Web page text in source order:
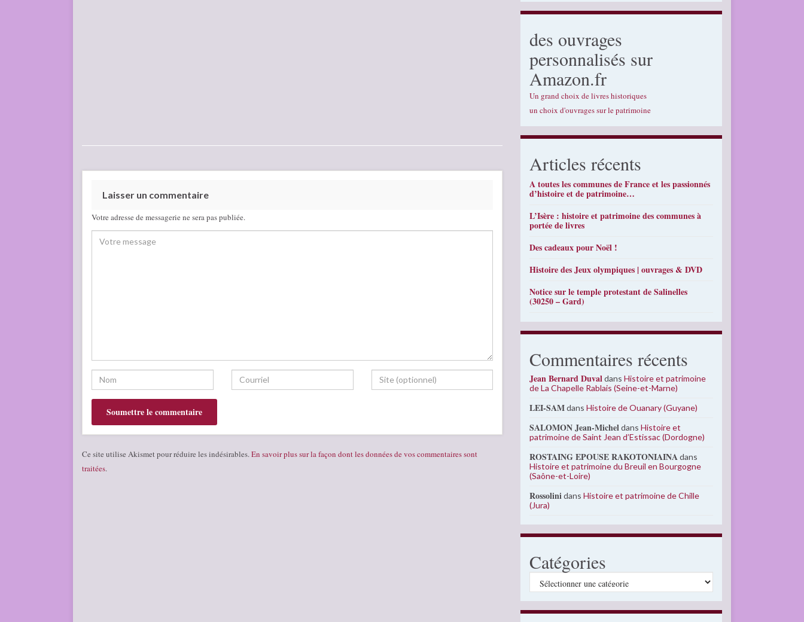
Laisser un commentaire
Votre adresse de messagerie ne sera pas publiée.
Ce site utilise Akismet pour réduire les indésirables. En savoir plus sur la façon dont les données de vos commentaires sont
traitées.
des ouvrages
personnalisés sur
Amazon.fr
Un grand choix de livres historiques
un choix d'ouvrages sur le patrimoine
Articles récents
A toutes les communes de France et les passionnés
d’histoire et de patrimoine…
L’Isère : histoire et patrimoine des communes à
portée de livres
Des cadeaux pour Noël !
Histoire des Jeux olympiques | ouvrages & DVD
Notice sur le temple protestant de Salinelles
(30250 – Gard)
Commentaires récents
Jean Bernard DuvaldansHistoire et patrimoine
de La Chapelle Rablais (Seine-et-Marne)
LEI-SAMdansHistoire de Ouanary (Guyane)
SALOMON Jean-MicheldansHistoire et
patrimoine de Saint Jean d’Estissac (Dordogne)
ROSTAING EPOUSE RAKOTONIAINAdans
Histoire et patrimoine du Breuil en Bourgogne
(Saône-et-Loire)
RossolinidansHistoire et patrimoine de Chille
(Jura)
Catégories
Catégories